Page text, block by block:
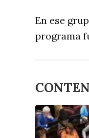
En ese
programa